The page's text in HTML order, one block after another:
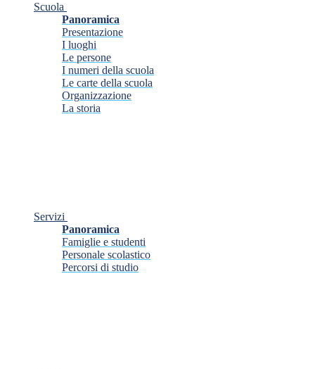
Scuola
Panoramica
Presentazione
I luoghi
Le persone
I numeri della scuola
Le carte della scuola
Organizzazione
La storia
Servizi
Panoramica
Famiglie e studenti
Personale scolastico
Percorsi di studio